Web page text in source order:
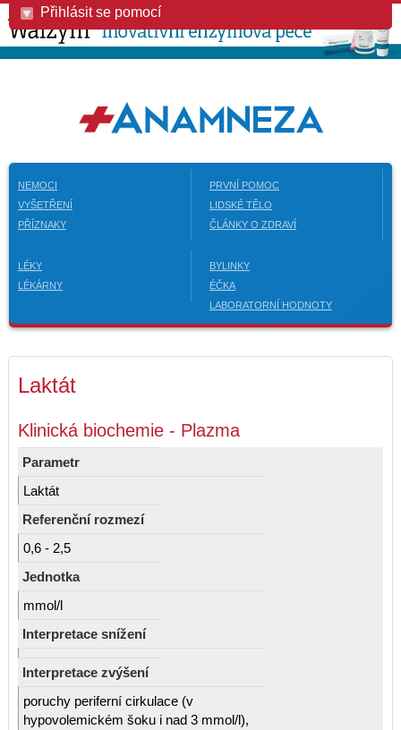
Přihlásit se pomocí
NEMOCI
VYŠETŘENÍ
PŘÍZNAKY
PRVNÍ POMOC
LIDSKÉ TĚLO
ČLÁNKY O ZDRAVÍ
LÉKY
LÉKÁRNY
BYLINKY
ÉČKA
LABORATORNÍ HODNOTY
Laktát
Klinická biochemie - Plazma
Parametr
Laktát
Referenční rozmezí
0,6 - 2,5
Jednotka
mmol/l
Interpretace snížení
Interpretace zvýšení
poruchy periferní cirkulace (v
hypovolemickém šoku i nad 3 mmol/l),